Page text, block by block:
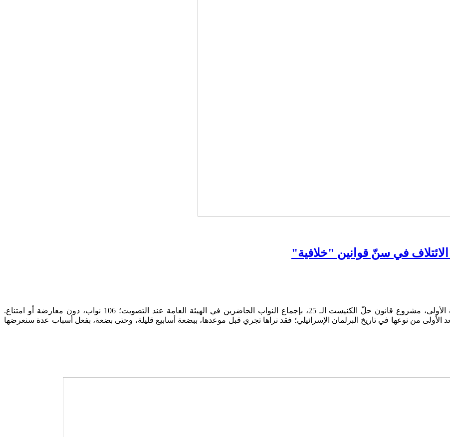
في سنّ قوانين "خلافية"
أقرت الهيئة العامة للكنيست، فجر يوم الثلاثاء، 2 حزيران، بالقراءة الأولى، مشروع قانون حلّ الكنيست الـ 25، بإجماع النواب الحاضرين في الهيئة العامة عند التصويت؛ 106 نواب، دون معارضة أو امتناع.
من نوعها في تاريخ البرلمان الإسرائيلي؛ فقد نراها تجري قبل موعدها، ببضعة أسابيع قليلة، وحتى بضعة، بفعل أسباب عدة سنعرضها